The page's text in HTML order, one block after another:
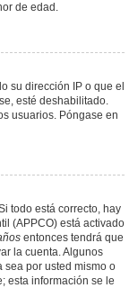
de edad.
su dirección IP o que el
esté deshabilitado.
usuarios. Póngase en
todo está correcto, hay
(APPCO) está activado
entonces tendrá que
la cuenta. Algunos
sea por usted mismo o
esta información se le